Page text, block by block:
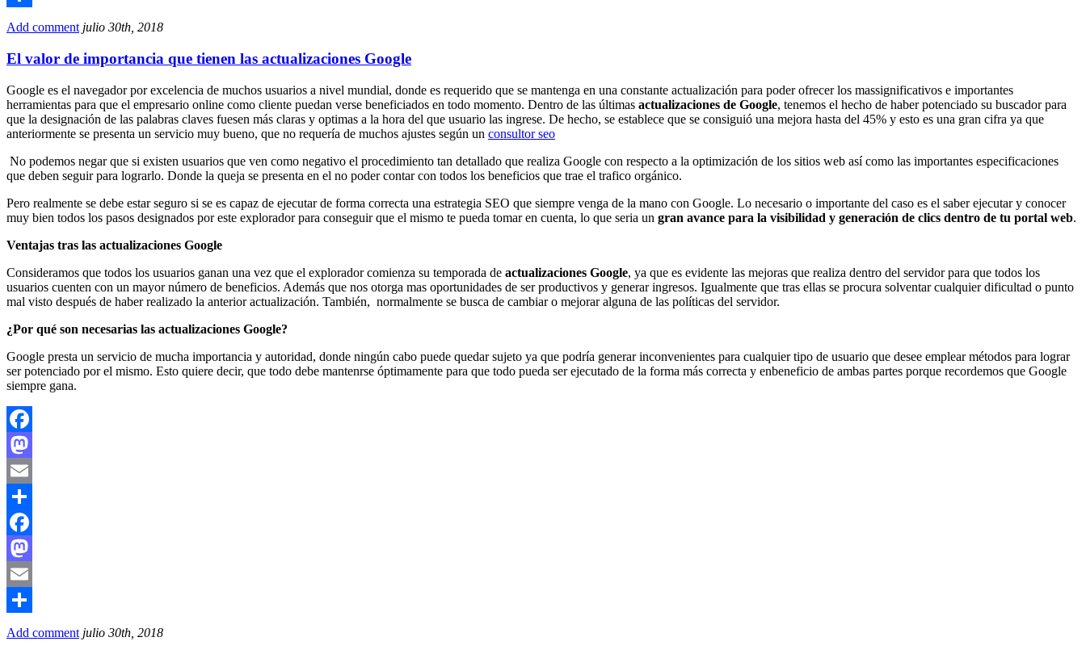
Compartir
Add comment julio 30th, 2018
El valor de importancia que tienen las actualizaciones Google
Google es el navegador por excelencia de muchos usuarios a nivel mundial, donde es requerido que se mantenga en una constante actualización para poder ofrecer los massignificativos e importantes
herramientas para que el empresario online como cliente puedan verse beneficiados en todo momento. Dentro de las últimas actualizaciones de Google, tenemos el hecho de haber potenciado su buscador para
que la designación de las palabras claves fuesen más claras y optimas a la hora del que usuario las ingrese. De hecho, se establece que se consiguió una mejora hasta del 45% y esto es una gran cifra ya que
anteriormente se presenta un servicio muy bueno, que no requería de muchos ajustes según un consultor seo
No podemos negar que si existen usuarios que ven como negativo el procedimiento tan detallado que realiza Google con respecto a la optimización de los sitios web así como las importantes especificaciones
que deben seguir para lograrlo. Donde la queja se presenta en el no poder contar con todos los beneficios que trae el trafico orgánico.
Pero realmente se debe estar seguro si se es capaz de ejecutar de forma correcta una estrategia SEO que siempre venga de la mano con Google. Lo necesario o importante del caso es el saber ejecutar y conocer
muy bien todos los pasos designados por este explorador para conseguir que el mismo te pueda tomar en cuenta, lo que seria un gran avance para la visibilidad y generación de clics dentro de tu portal web.
Ventajas tras las actualizaciones Google
Consideramos que todos los usuarios ganan una vez que el explorador comienza su temporada de actualizaciones Google, ya que es evidente las mejoras que realiza dentro del servidor para que todos los
usuarios cuenten con un mayor número de beneficios. Además que nos otorga mas oportunidades de ser productivos y generar ingresos. Igualmente que tras ellas se procura solventar cualquier dificultad o punto
mal visto después de haber realizado la anterior actualización. También, normalmente se busca de cambiar o mejorar alguna de las políticas del servidor.
¿Por qué son necesarias las actualizaciones Google?
Google presta un servicio de mucha importancia y autoridad, donde ningún cabo puede quedar sujeto ya que podría generar inconvenientes para cualquier tipo de usuario que desee emplear métodos para lograr
ser potenciado por el mismo. Esto quiere decir, que todo debe mantenrse óptimamente para que todo pueda ser ejecutado de la forma más correcta y enbeneficio de ambas partes porque recordemos que Google
siempre gana.
Facebook
Mastodon
Email
Compartir
Facebook
Mastodon
Email
Compartir
Add comment julio 30th, 2018